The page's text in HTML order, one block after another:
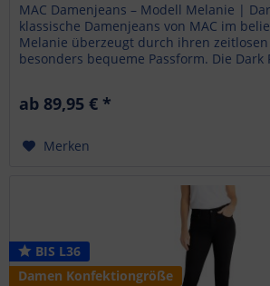
MAC Damenjeans – Modell Melanie |
klassische Damenjeans von MAC im
Melanie überzeugt durch ihren
besonders bequeme Passform. Die Dark
ab 89,95 € *
Merken
BIS L36
Damen Konfektiongröße